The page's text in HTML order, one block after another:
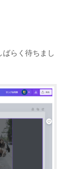
らく待ちまし